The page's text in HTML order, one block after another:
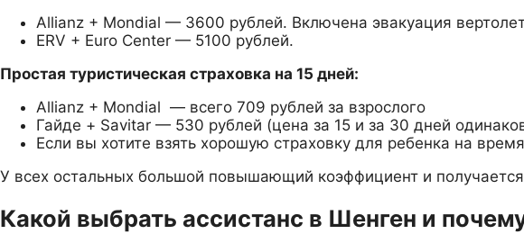
Allianz + Mondial — 3600 рублей. Включена эвакуация
ERV + Euro Center — 5100 рублей.
Простая туристическая страховка на 15 дней:
Allianz + Mondial — всего 709 рублей за взрослого
Гайде + Savitar — 530 рублей (цена за 15 и за 30 дней
Если вы хотите взять хорошую страховку для ребенка на
У всех остальных большой повышающий коэффициент и
Какой выбрать ассистанс в Шенген и